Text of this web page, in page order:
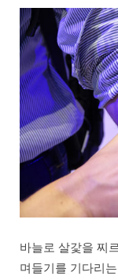
바늘로 살갗을 찌
며들기를 기다리